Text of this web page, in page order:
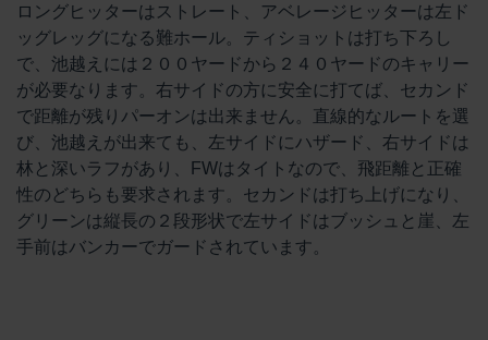
ロングヒッターはストレート、アベレージヒッターは左ド
ッグレッグになる難ホール。ティショットは打ち下ろし
で、池越えには２００ヤードから２４０ヤードのキャリー
が必要なります。右サイドの方に安全に打てば、セカンド
で距離が残りパーオンは出来ません。直線的なルートを選
び、池越えが出来ても、左サイドにハザード、右サイドは
林と深いラフがあり、FWはタイトなので、飛距離と正確
性のどちらも要求されます。セカンドは打ち上げになり、
グリーンは縦長の２段形状で左サイドはブッシュと崖、左
手前はバンカーでガードされています。